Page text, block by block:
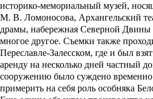
историко-мемориальный музей,
М. В. Ломоносова, Архангельский
драмы, набережная Северной Двины
многое другое. Съемки также
Переславле-Залесском, где и был
аренду на несколько дней частный
сооружению было суждено временно
примерить на себя роль особняка